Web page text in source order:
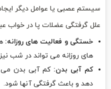
سیستم عصبی یا عوامل دیگر
علل گرفتگی عضلات پا در خواب
خستگی و فعالیت های روزانه:
های روزانه می تواند در شب
کم آبی بدن: کم آبی بدن می
دهد و باعث گرفتگی آنها شود.